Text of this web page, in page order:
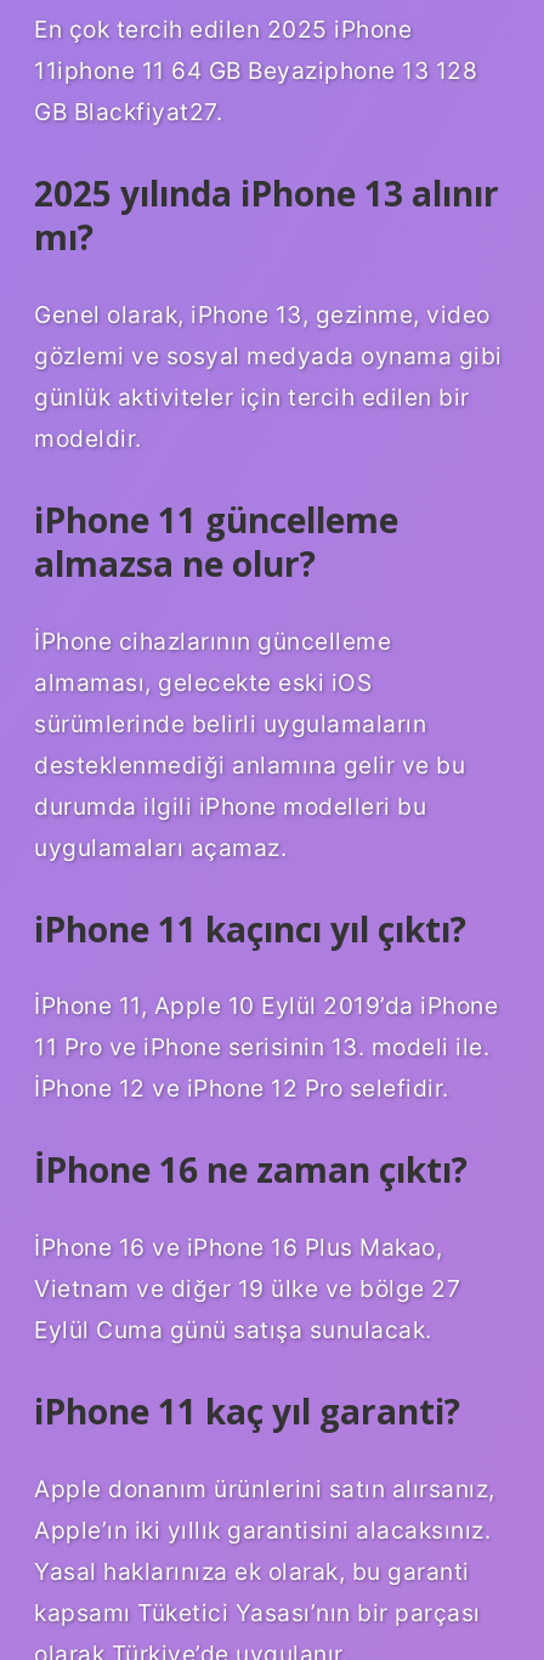
En çok tercih edilen 2025 iPhone
11iphone 11 64 GB Beyaziphone 13 128
GB Blackfiyat27.
2025 yılında iPhone 13 alınır
mı?
Genel olarak, iPhone 13, gezinme, video
gözlemi ve sosyal medyada oynama gibi
günlük aktiviteler için tercih edilen bir
modeldir.
iPhone 11 güncelleme
almazsa ne olur?
İPhone cihazlarının güncelleme
almaması, gelecekte eski iOS
sürümlerinde belirli uygulamaların
desteklenmediği anlamına gelir ve bu
durumda ilgili iPhone modelleri bu
uygulamaları açamaz.
iPhone 11 kaçıncı yıl çıktı?
İPhone 11, Apple 10 Eylül 2019’da iPhone
11 Pro ve iPhone serisinin 13. modeli ile.
İPhone 12 ve iPhone 12 Pro selefidir.
İPhone 16 ne zaman çıktı?
İPhone 16 ve iPhone 16 Plus Makao,
Vietnam ve diğer 19 ülke ve bölge 27
Eylül Cuma günü satışa sunulacak.
iPhone 11 kaç yıl garanti?
Apple donanım ürünlerini satın alırsanız,
Apple’ın iki yıllık garantisini alacaksınız.
Yasal haklarınıza ek olarak, bu garanti
kapsamı Tüketici Yasası’nın bir parçası
olarak Türkiye’de uygulanır.